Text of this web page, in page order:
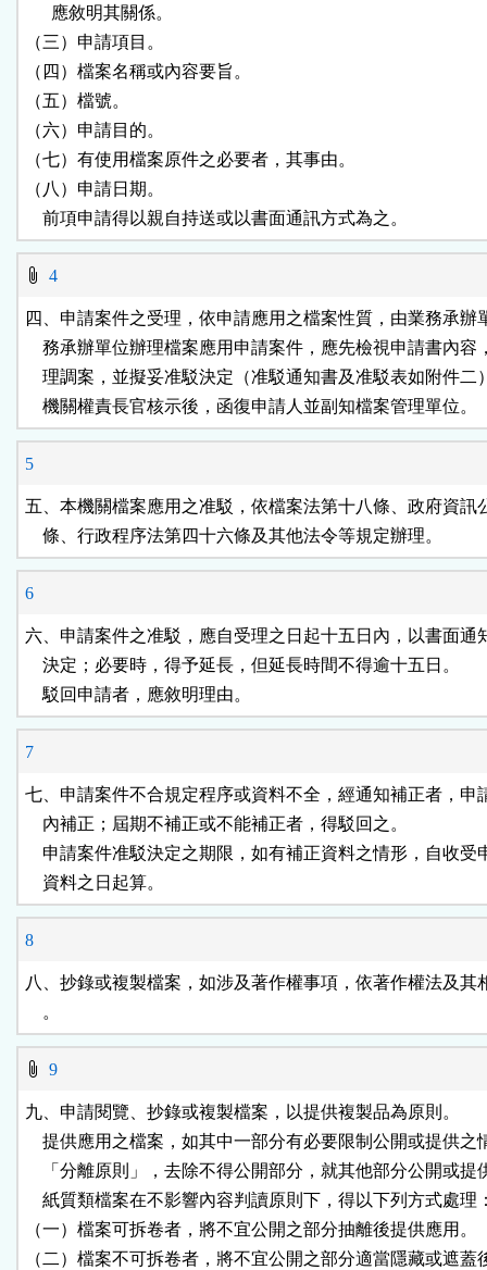
      應敘明其關係。
（三）申請項目。
（四）檔案名稱或內容要旨。
（五）檔號。
（六）申請目的。
（七）有使用檔案原件之必要者，其事由。
（八）申請日期。
    前項申請得以親自持送或以書面通訊方式為之。
4
四、申請案件之受理，依申請應用之檔案性質，由業務承辦
務承辦單位辦理檔案應用申請案件，應先檢視申請書內容
理調案，並擬妥准駁決定（准駁通知書及准駁表如附件二
    機關權責長官核示後，函復申請人並副知檔案管理單位。
5
五、本機關檔案應用之准駁，依檔案法第十八條、政府資訊
    條、行政程序法第四十六條及其他法令等規定辦理。
6
六、申請案件之准駁，應自受理之日起十五日內，以書面通
    決定；必要時，得予延長，但延長時間不得逾十五日。
    駁回申請者，應敘明理由。
7
七、申請案件不合規定程序或資料不全，經通知補正者，申
    內補正；屆期不補正或不能補正者，得駁回之。
申請案件准駁決定之期限，如有補正資料之情形，自收受
    資料之日起算。
8
八、抄錄或複製檔案，如涉及著作權事項，依著作權法及其
    。
9
九、申請閱覽、抄錄或複製檔案，以提供複製品為原則。
提供應用之檔案，如其中一部分有必要限制公開或提供之
「分離原則」，去除不得公開部分，就其他部分公開或提
紙質類檔案在不影響內容判讀原則下，得以下列方式處理
（一）檔案可拆卷者，將不宜公開之部分抽離後提供應用。
（二）檔案不可拆卷者，將不宜公開之部分適當隱藏或遮蓋